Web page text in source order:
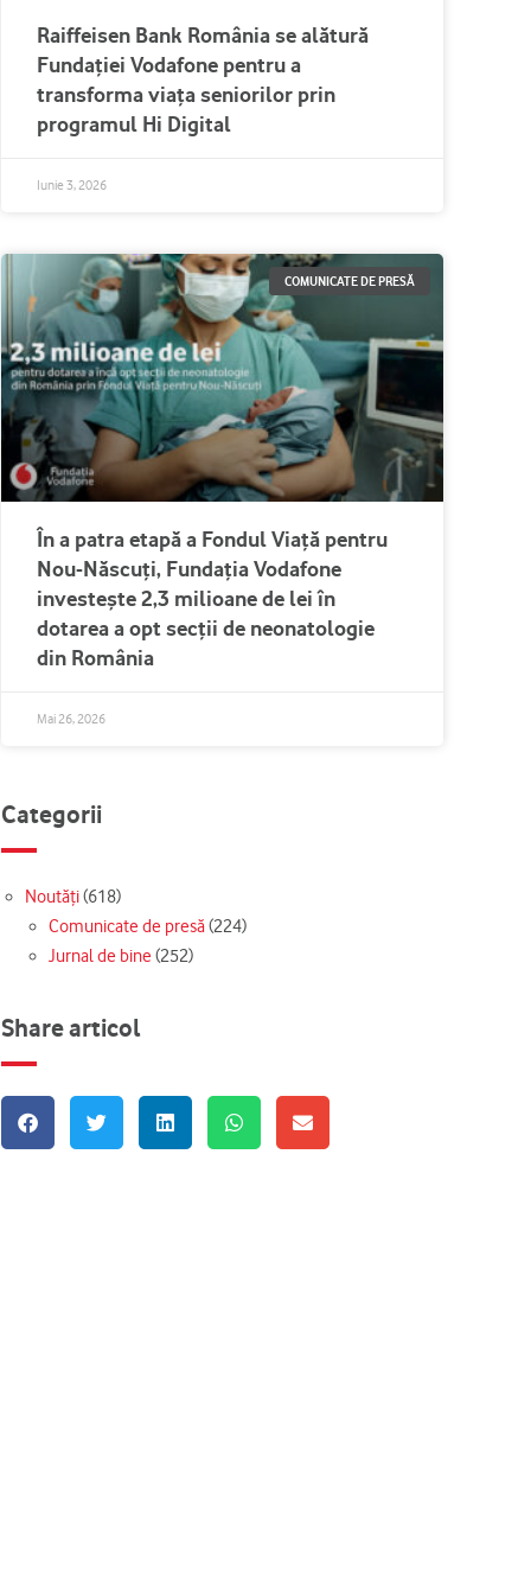
Raiffeisen Bank România se alătură
Fundației Vodafone pentru a
transforma viața seniorilor prin
programul Hi Digital
Iunie 3, 2026
COMUNICATE DE PRESĂ
În a patra etapă a Fondul Viață pentru
Nou-Născuți, Fundația Vodafone
investește 2,3 milioane de lei în
dotarea a opt secții de neonatologie
din România
Mai 26, 2026
Categorii
Noutăți(618)
Comunicate de presă(224)
Jurnal de bine (252)
Share articol